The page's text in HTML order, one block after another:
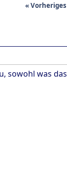
« Vorheriges
sowohl was das